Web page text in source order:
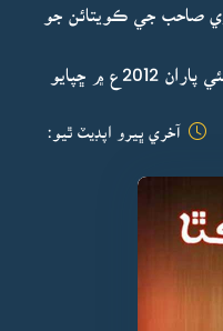
صاحب جي ڪويتائن جو
هي ڪتاب ساهت سنڌو پبليڪيشن بمبئي پاران 2012ع ۾ ڇپايو
آخري ڀيرو اپڊيٽ ٿيو: